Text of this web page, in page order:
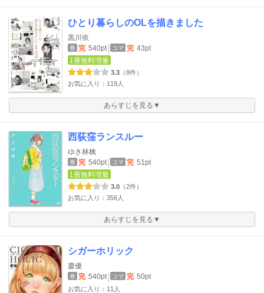
ひとり暮らしのOLを描きました
黒川依
巻 完 540pt コマ 完 43pt
1冊無料増量
3.3 （8件）
お気に入り：119人
あらすじを見る▼
西荻窪ランスルー
ゆき林檎
巻 完 540pt コマ 完 51pt
1冊無料増量
3.0 （2件）
お気に入り：356人
あらすじを見る▼
シガーホリック
慶優
巻 完 540pt コマ 完 50pt
お気に入り：11人